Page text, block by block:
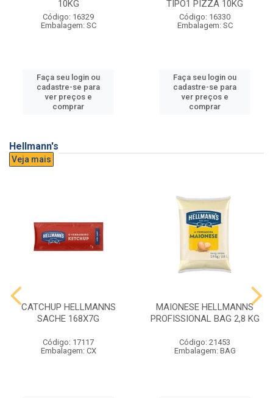
10KG
Código: 16329
Embalagem: SC
Faça seu login ou
cadastre-se para
ver preços e
comprar
TIPO1 PIZZA 10KG
Código: 16330
Embalagem: SC
Faça seu login ou
cadastre-se para
ver preços e
comprar
Hellmann's
Veja mais
CATCHUP HELLMANNS
SACHE 168X7G
Código: 17117
Embalagem: CX
MAIONESE HELLMANNS
PROFISSIONAL BAG 2,8 KG
Código: 21453
Embalagem: BAG